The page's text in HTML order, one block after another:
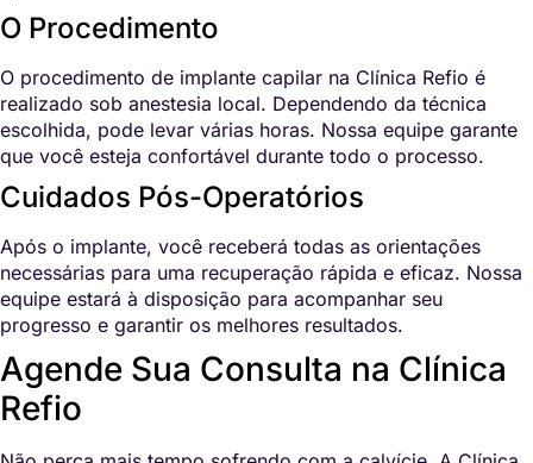
O Procedimento
O procedimento de implante capilar na Clínica Refio é
realizado sob anestesia local. Dependendo da técnica
escolhida, pode levar várias horas. Nossa equipe garante
que você esteja confortável durante todo o processo.
Cuidados Pós-Operatórios
Após o implante, você receberá todas as orientações
necessárias para uma recuperação rápida e eficaz. Nossa
equipe estará à disposição para acompanhar seu
progresso e garantir os melhores resultados.
Agende Sua Consulta na Clínica
Refio